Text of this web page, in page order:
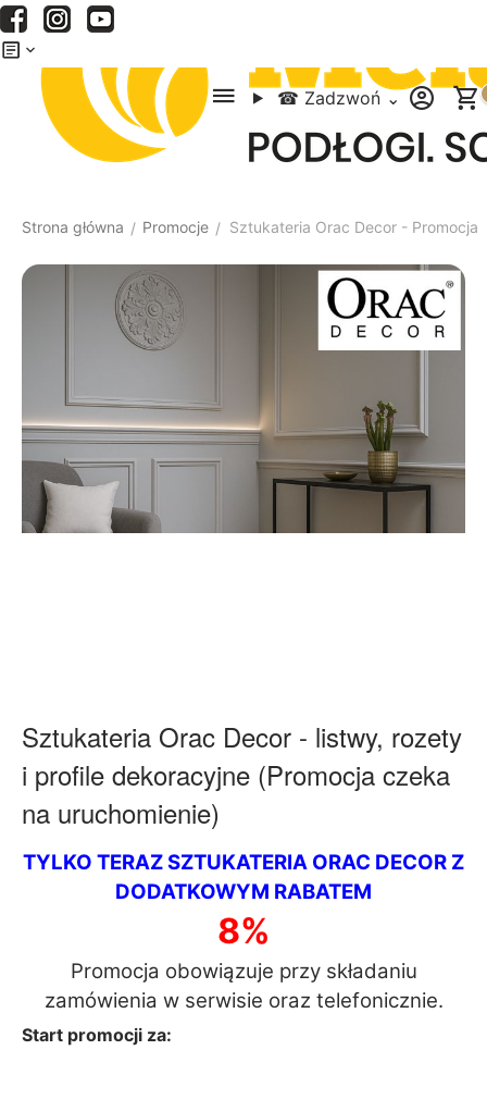
☎ Zadzwoń ⌄
Strona główna / Promocje / Sztukateria Orac Decor - Promocja
Sztukateria Orac Decor - listwy, rozety
i profile dekoracyjne (Promocja czeka
na uruchomienie)
TYLKO TERAZ SZTUKATERIA ORAC DECOR Z
DODATKOWYM RABATEM
8%
Promocja obowiązuje przy składaniu
zamówienia w serwisie oraz telefonicznie.
Start promocji za: